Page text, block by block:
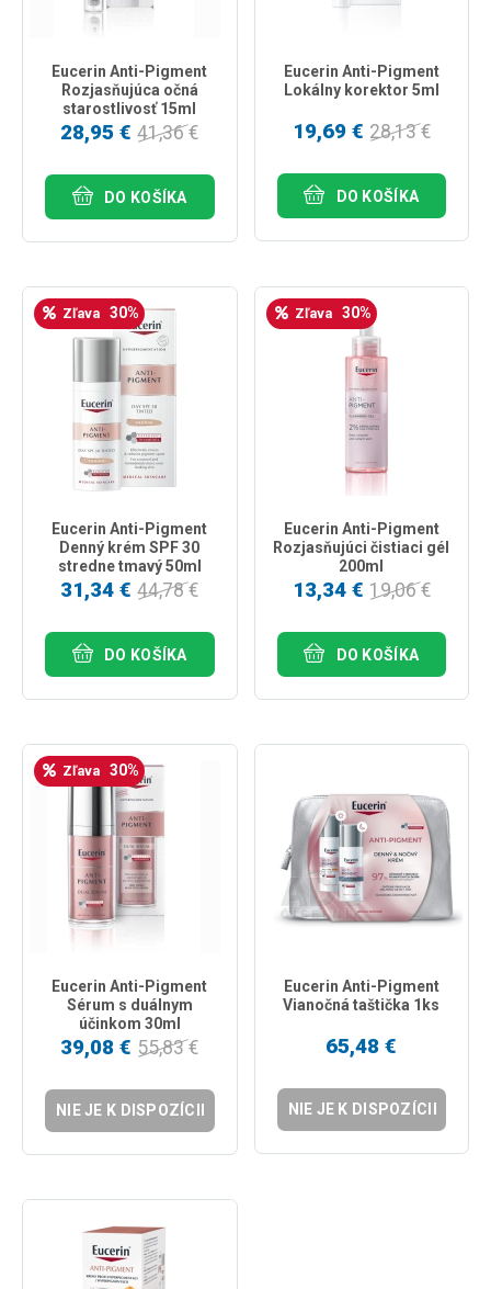
Eucerin Anti-Pigment
Rozjasňujúca očná
starostlivosť 15ml
28,95 €41,36 €
DO KOŠÍKA
Eucerin Anti-Pigment
Lokálny korektor 5ml
19,69 € 28,13 €
DO KOŠÍKA
Zľava 30%
Eucerin Anti-Pigment
Denný krém SPF 30
stredne tmavý 50ml
31,34 €44,78 €
DO KOŠÍKA
Zľava 30%
Eucerin Anti-Pigment
Rozjasňujúci čistiaci gél
200ml
13,34 € 19,06 €
DO KOŠÍKA
Zľava 30%
Eucerin Anti-Pigment
Sérum s duálnym
účinkom 30ml
39,08 € 55,83 €
NIE JE K DISPOZÍCII
Eucerin Anti-Pigment
Vianočná taštička 1ks
65,48 €
NIE JE K DISPOZÍCII